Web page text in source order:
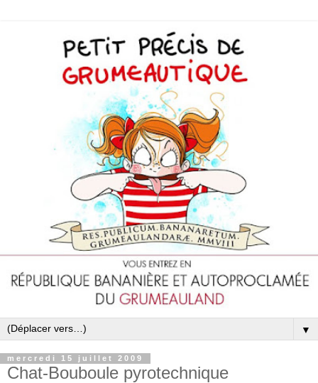
▼
mercredi 15 juillet 2009
Chat-Bouboule pyrotechnique